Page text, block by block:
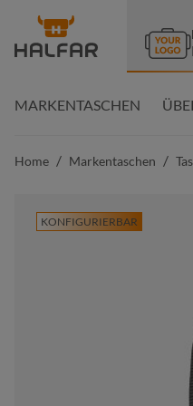
Zur
MARKENTASCHEN
Home / Markentaschen /
KONFIGURIERBAR